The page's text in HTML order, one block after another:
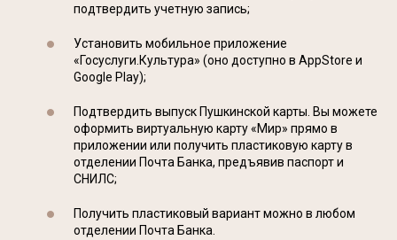
подтвердить учетную запись;
Установить мобильное приложение
«Госуслуги.Культура» (оно доступно в AppStore и
Google Play);
Подтвердить выпуск Пушкинской карты. Вы можете
оформить виртуальную карту «Мир» прямо в
приложении или получить пластиковую карту в
отделении Почта Банка, предъявив паспорт и
СНИЛС;
Получить пластиковый вариант можно в любом
отделении Почта Банка.